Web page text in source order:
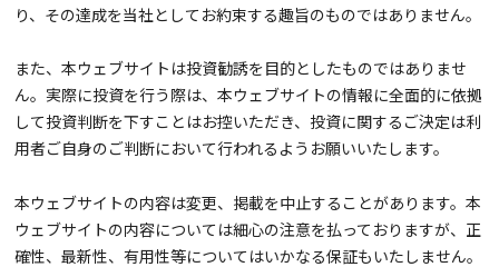
り、その達成を当社としてお約束する趣旨のものではありません。
また、本ウェブサイトは投資勧誘を目的としたものではありませ
ん。実際に投資を行う際は、本ウェブサイトの情報に全面的に依拠
して投資判断を下すことはお控いただき、投資に関するご決定は利
用者ご自身のご判断において行われるようお願いいたします。
本ウェブサイトの内容は変更、掲載を中止することがあります。本
ウェブサイトの内容については細心の注意を払っておりますが、正
確性、最新性、有用性等についてはいかなる保証もいたしません。